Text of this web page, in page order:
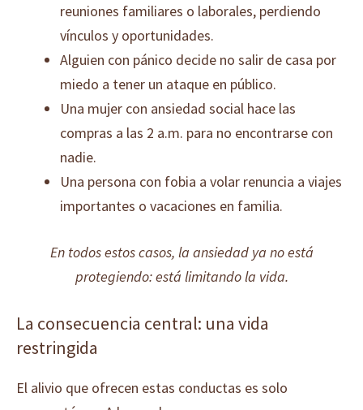
reuniones familiares o laborales, perdiendo
vínculos y oportunidades.
Alguien con pánico decide no salir de casa por
miedo a tener un ataque en público.
Una mujer con ansiedad social hace las
compras a las 2 a.m. para no encontrarse con
nadie.
Una persona con fobia a volar renuncia a viajes
importantes o vacaciones en familia.
En todos estos casos, la ansiedad ya no está
protegiendo: está limitando la vida.
La consecuencia central: una vida
restringida
El alivio que ofrecen estas conductas es solo